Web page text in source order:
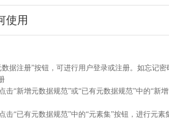
使用
数据注册”按钮，可进行用户登录或注册。如忘记
击“新增元数据规范”或“已有元数据规范”中的“新
击“已有元数据规范”中的“元素集”按钮，进行元素